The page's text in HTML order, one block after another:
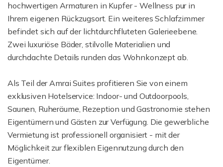
hochwertigen Armaturen in Kupfer - Wellness pur in
Ihrem eigenen Rückzugsort. Ein weiteres Schlafzimmer
befindet sich auf der lichtdurchfluteten Galerieebene.
Zwei luxuriöse Bäder, stilvolle Materialien und
durchdachte Details runden das Wohnkonzept ab.
Als Teil der Amrai Suites profitieren Sie von einem
exklusiven Hotelservice: Indoor- und Outdoorpools,
Saunen, Ruheräume, Rezeption und Gastronomie stehen
Eigentümern und Gästen zur Verfügung. Die gewerbliche
Vermietung ist professionell organisiert - mit der
Möglichkeit zur flexiblen Eigennutzung durch den
Eigentümer.